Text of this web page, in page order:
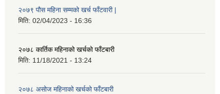
२०७९ पौस महिना सम्मको खर्च फाँटवारी |
मिति: 02/04/2023 - 16:36
२०७८ कार्तिक महिनाको खर्चको फाँटबारी
मिति: 11/18/2021 - 13:24
२०७८ असोज महिनाको खर्चको फाँटबारी